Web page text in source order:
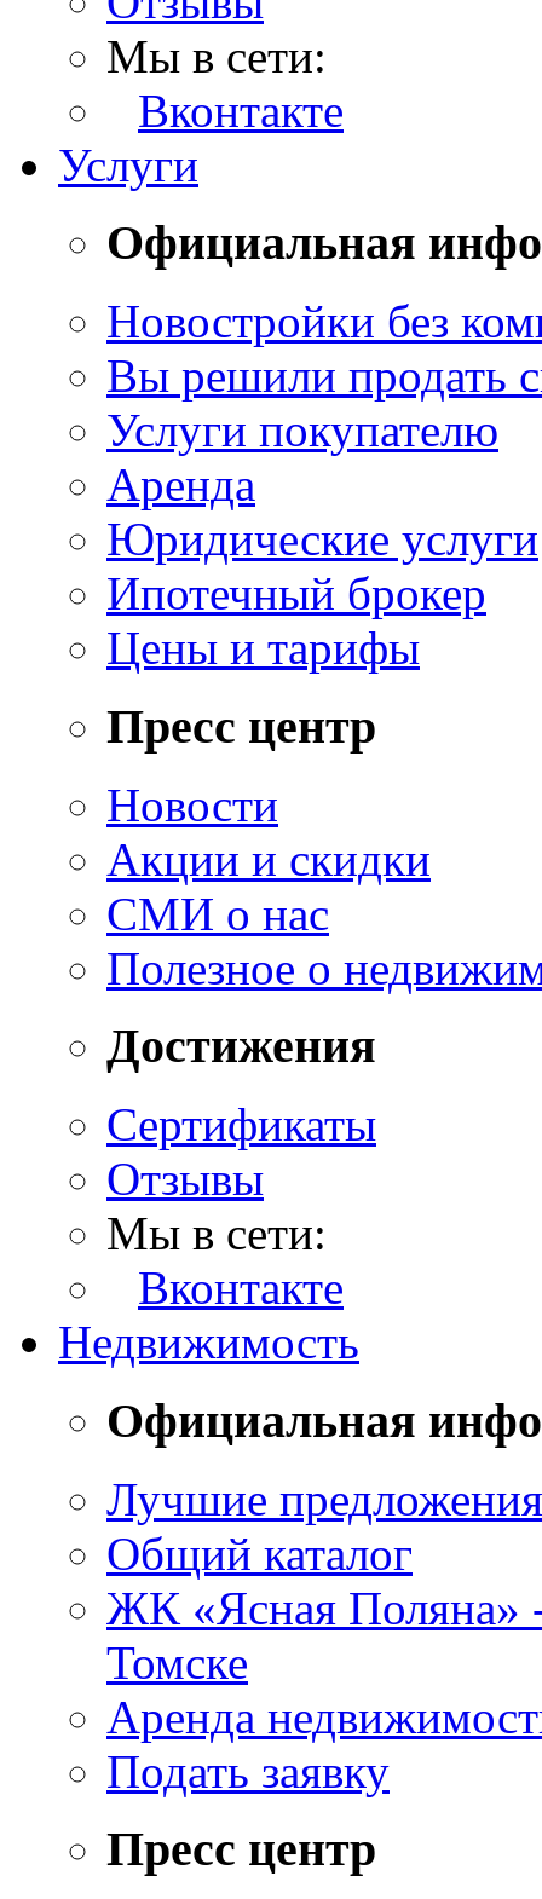
Мы в сети:
Вконтакте
Услуги
Официальная
Новостройки без
Вы решили продать
Услуги покупателю
Аренда
Юридические услуги
Ипотечный брокер
Цены и тарифы
Пресс центр
Новости
Акции и скидки
СМИ о нас
Полезное о
Достижения
Сертификаты
Отзывы
Мы в сети:
Вконтакте
Недвижимость
Официальная
Лучшие предложения
Общий каталог
ЖК «Ясная Поляна»
Томске
Аренда
Подать заявку
Пресс центр